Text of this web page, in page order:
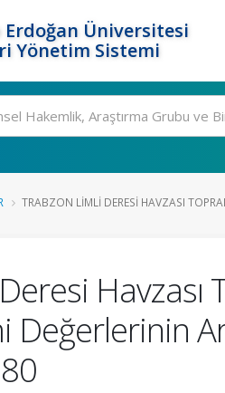
Erdoğan Üniversitesi
Yönetim Sistemi
TRABZON LIMLI DERESI HAVZASI
Havzası
Değerlerinin